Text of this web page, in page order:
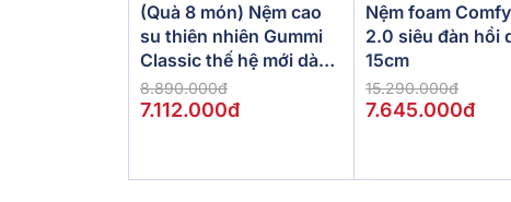
(Quà 8 món) Nệm cao
su thiên nhiên Gummi
Classic thế hệ mới dày
5/10/15cm
8.890.000đ
7.112.000đ
Nệm foam
2.0 siêu đàn hồi
15cm
15.290.000đ
7.645.000đ